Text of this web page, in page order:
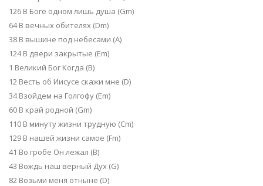
126 В Боге одном лишь душа (Gm)
64 В вечных обителях (Dm)
38 В вышине под небесами (А)
124 В двери закрытые (Em)
1 Великий Бог Когда (B)
12 Весть об Иисусе скажи мне (D)
34 Взойдем на Голгофу (Em)
60 В край родной (Gm)
110 В минуту жизни трудную (Cm)
129 В нашей жизни самое (Fm)
41 Во гробе Он лежал (B)
43 Вождь наш верный Дух (G)
82 Возьми меня отныне (D)